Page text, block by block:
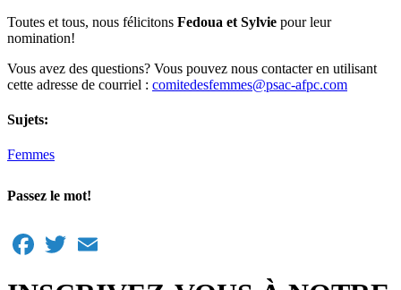
Toutes et tous, nous félicitons Fedoua et Sylvie pour leur
nomination!
Vous avez des questions? Vous pouvez nous contacter en utilisant
cette adresse de courriel : comitedesfemmes@psac-afpc.com
Sujets:
Femmes
Passez le mot!
Facebook
Twitter